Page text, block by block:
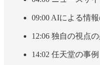
09:00 AIによる情
12:06 独自の視点
14:02 任天堂の事例